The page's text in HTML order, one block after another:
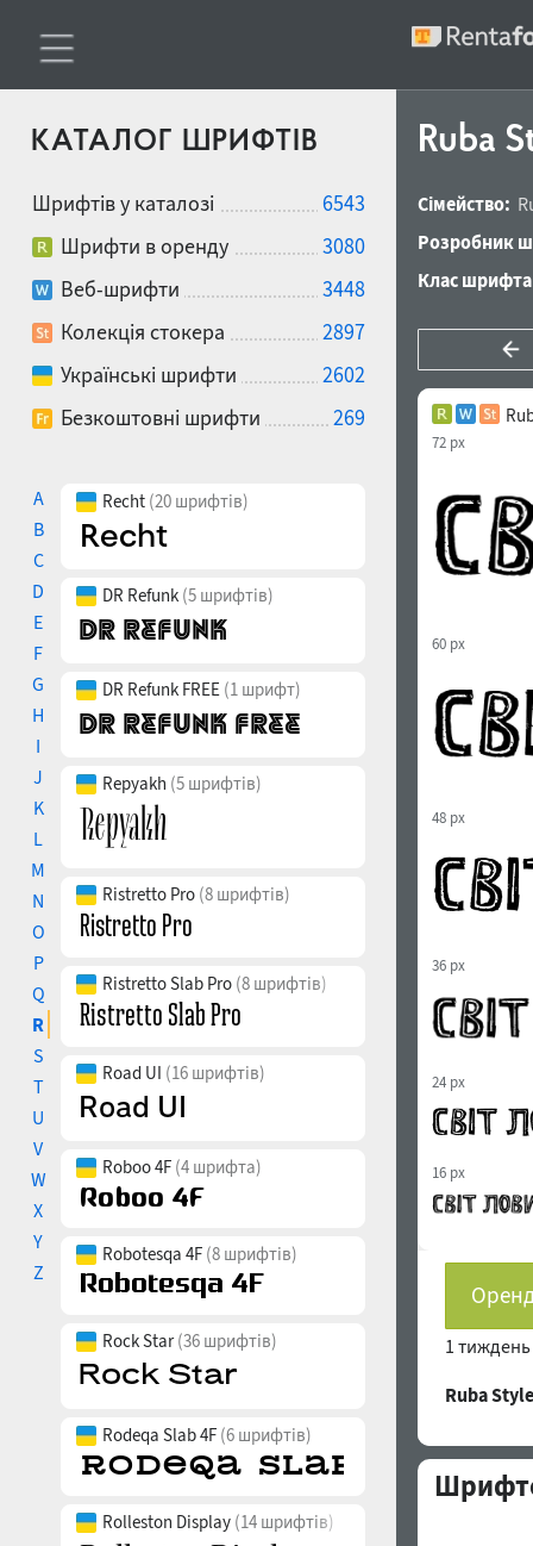
КАТАЛОГ ШРИФТІВ
Шрифтів у каталозі
6543
Шрифти в оренду
3080
Веб-шрифти
3448
Колекція стокера
2897
Українські шрифти
2602
Безкоштовні шрифти
269
A
B
C
D
E
F
G
H
I
J
K
L
M
N
O
P
Q
R
S
T
U
V
W
X
Y
Z
Recht (20 шрифтів)
DR Refunk (5 шрифтів)
DR Refunk FREE (1 шрифт)
Repyakh (5 шрифтів)
Ristretto Pro (8 шрифтів)
Ristretto Slab Pro (8 шрифтів)
Road UI (16 шрифтів)
Roboo 4F (4 шрифта)
Robotesqa 4F (8 шрифтів)
Rock Star(36 шрифтів)
Rodeqa Slab 4F (6 шрифтів)
Rolleston Display (14 шрифтів)
Ruba
Сімейство:
Розробник
Клас
72 px
60 px
48 px
36 px
24 px
16 px
1
Ruba